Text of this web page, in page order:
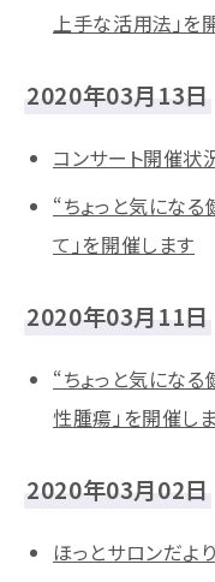
上手な活用法」を
2020年03月13日
コンサート開催状
“ちょっと気にな
て」を開催します
2020年03月11日
“ちょっと気にな
性腫瘍」を開催し
2020年03月02日
ほっとサロンだよ